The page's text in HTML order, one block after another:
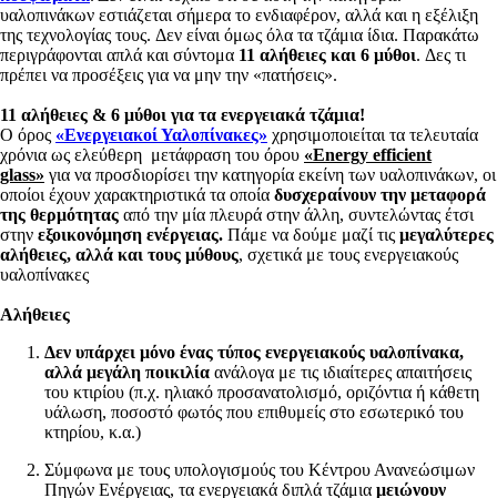
υαλοπινάκων εστιάζεται σήμερα το ενδιαφέρον, αλλά και η εξέλιξη
της τεχνολογίας τους. Δεν είναι όμως όλα τα τζάμια ίδια. Παρακάτω
περιγράφονται απλά και σύντομα 11 αλήθειες και 6 μύθοι. Δες τι
πρέπει να προσέξεις για να μην την «πατήσεις».
11 αλήθειες & 6 μύθοι για τα ενεργειακά τζάμια!
Ο όρος «Ενεργειακοί Υαλοπίνακες» χρησιμοποιείται τα τελευταία
χρόνια ως ελεύθερη μετάφραση του όρου «Energy efficient
glass» για να προσδιορίσει την κατηγορία εκείνη των υαλοπινάκων, οι
οποίοι έχουν χαρακτηριστικά τα οποία δυσχεραίνουν την μεταφορά
της θερμότητας από την μία πλευρά στην άλλη, συντελώντας έτσι
στην εξοικονόμηση ενέργειας. Πάμε να δούμε μαζί τις μεγαλύτερες
αλήθειες, αλλά και τους μύθους, σχετικά με τους ενεργειακούς
υαλοπίνακες
Αλήθειες
Δεν υπάρχει μόνο ένας τύπος ενεργειακούς υαλοπίνακα,
αλλά μεγάλη ποικιλία ανάλογα με τις ιδιαίτερες απαιτήσεις
του κτιρίου (π.χ. ηλιακό προσανατολισμό, οριζόντια ή κάθετη
υάλωση, ποσοστό φωτός που επιθυμείς στο εσωτερικό του
κτηρίου, κ.α.)
Σύμφωνα με τους υπολογισμούς του Κέντρου Ανανεώσιμων
Πηγών Ενέργειας, τα ενεργειακά διπλά τζάμια μειώνουν